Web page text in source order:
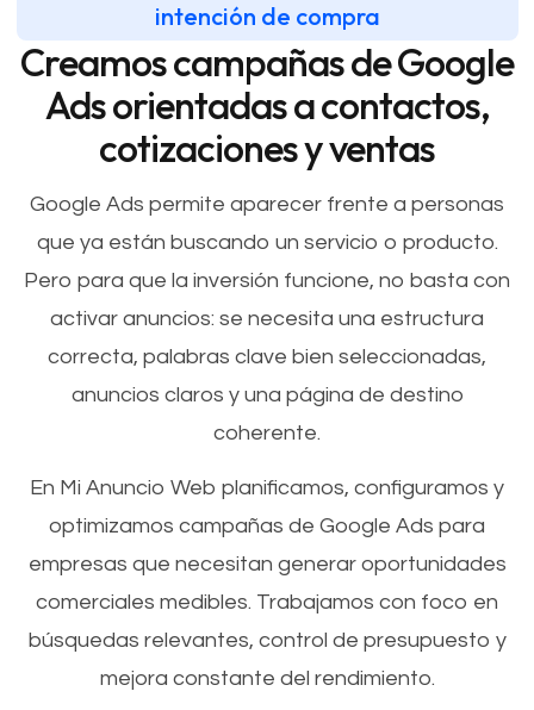
intención de compra
Creamos campañas de Google
Ads orientadas a contactos,
cotizaciones y ventas
Google Ads permite aparecer frente a personas
que ya están buscando un servicio o producto.
Pero para que la inversión funcione, no basta con
activar anuncios: se necesita una estructura
correcta, palabras clave bien seleccionadas,
anuncios claros y una página de destino
coherente.
En Mi Anuncio Web planificamos, configuramos y
optimizamos campañas de Google Ads para
empresas que necesitan generar oportunidades
comerciales medibles. Trabajamos con foco en
búsquedas relevantes, control de presupuesto y
mejora constante del rendimiento.